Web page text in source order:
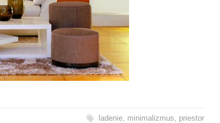
ladenie, minimalizmus, priestor